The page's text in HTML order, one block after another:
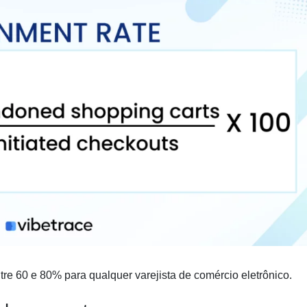
60 e 80% para qualquer varejista de comércio eletrônico.